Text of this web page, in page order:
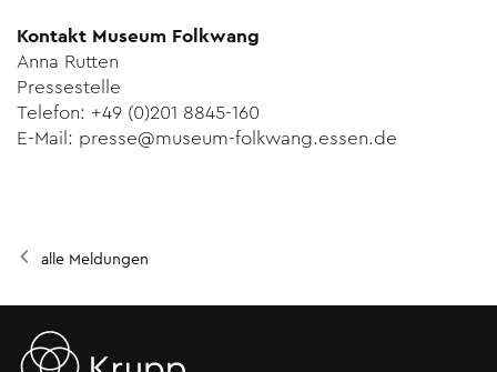
Kontakt Museum Folkwang
Anna Rutten
Pressestelle
Telefon: +49 (0)201 8845-160
E-Mail: presse@museum-folkwang.essen.de
alle Meldungen